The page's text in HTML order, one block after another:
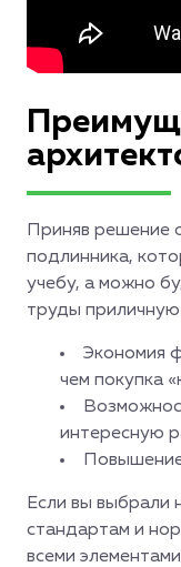
Приняв решение
подлинника,
учебу, а можно
труды
Экономия
чем покупка
интересную
Если вы выбрали
стандартам и
всеми